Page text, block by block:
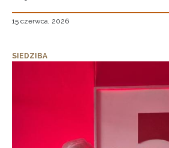
15 czerwca, 2026
SIEDZIBA